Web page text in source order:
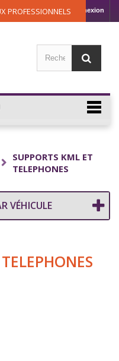
Connexion
PROFESSIONNELS
SUPPORTS KML ET
TELEPHONES
VÉHICULE